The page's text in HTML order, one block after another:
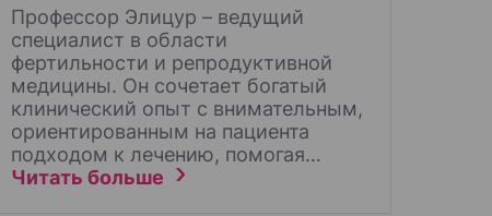
Профессор Элицур – ведущий
специалист в области
фертильности и репродуктивной
медицины. Он сочетает богатый
клинический опыт с внимательным,
ориентированным на пациента
подходом к лечению, помогая…
Читать больше